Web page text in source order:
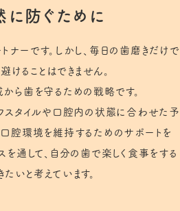
に防ぐために
ナーです。しかし、毎日の歯磨きだけで
ることはできません。
ら歯を守るための戦略です。
スタイルや口腔内の状態に合わせた予
腔環境を維持するためのサポートを
通して、自分の歯で楽しく食事をする
いと考えています。